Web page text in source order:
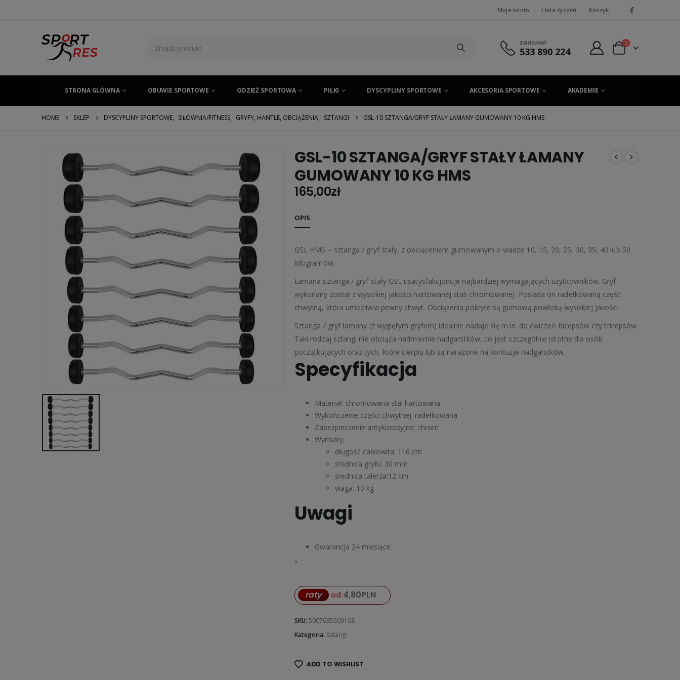
Moje konto Lista życzeń Koszyk
Zadzwoń
533 890 224
0
STRONA GLÓWNA OBUWIE SPORTOWE ODZIEŻ SPORTOWA PIŁKI DYSCYPLINY SPORTOWE AKCESORIA SPORTOWE AKADEMIE
HOME SKLEP DYSCYPLINY SPORTOWE, SIŁOWNIA/FITNESS, GRYFY, HANTLE, OBCIĄŻENIA, SZTANGI GSL-10 SZTANGA/GRYF STAŁY ŁAMANY GUMOWANY 10 KG HMS
GSL-10 SZTANGA/GRYF STAŁY ŁAMANY
GUMOWANY 10 KG HMS
165,00zł
OPIS
GSL HMS – sztanga / gryf stały, z obciążeniem gumowanym o wadze 10, 15, 20, 25, 30, 35, 40 lub 50
kilogramów.
Łamana sztanga / gryf stały GSL usatysfakcjonuje najbardziej wymagających użytkowników. Gryf
wykonany został z wysokiej jakości hartowanej stali chromowanej. Posiada on radełkowaną część
chwytną, która umożliwia pewny chwyt. Obciążenia pokryte są gumową powłoką wysokiej jakości.
Sztanga / gryf łamany (z wygiętym gryfem) idealnie nadaje się m.in. do ćwiczeń bicepsów czy tricepsów.
Taki rodzaj sztangi nie obciąża nadmiernie nadgarstków, co jest szczególnie istotne dla osób
początkujących oraz tych, które cierpią lub są narażone na kontuzje nadgarstków.
Specyfikacja
Materiał: chromowana stal hartowana
Wykończenie części chwytnej: radełkowana
Zabezpieczenie antykorozyjne: chrom
Wymiary:
długość całkowita: 116 cm
średnica gryfu: 30 mm
średnica talerza:12 cm
waga: 10 kg
Uwagi
Gwarancja 24 miesiące
„
raty od 4,80PLN
SKU: 5907695509168
Kategoria: Sztangi
ADD TO WISHLIST